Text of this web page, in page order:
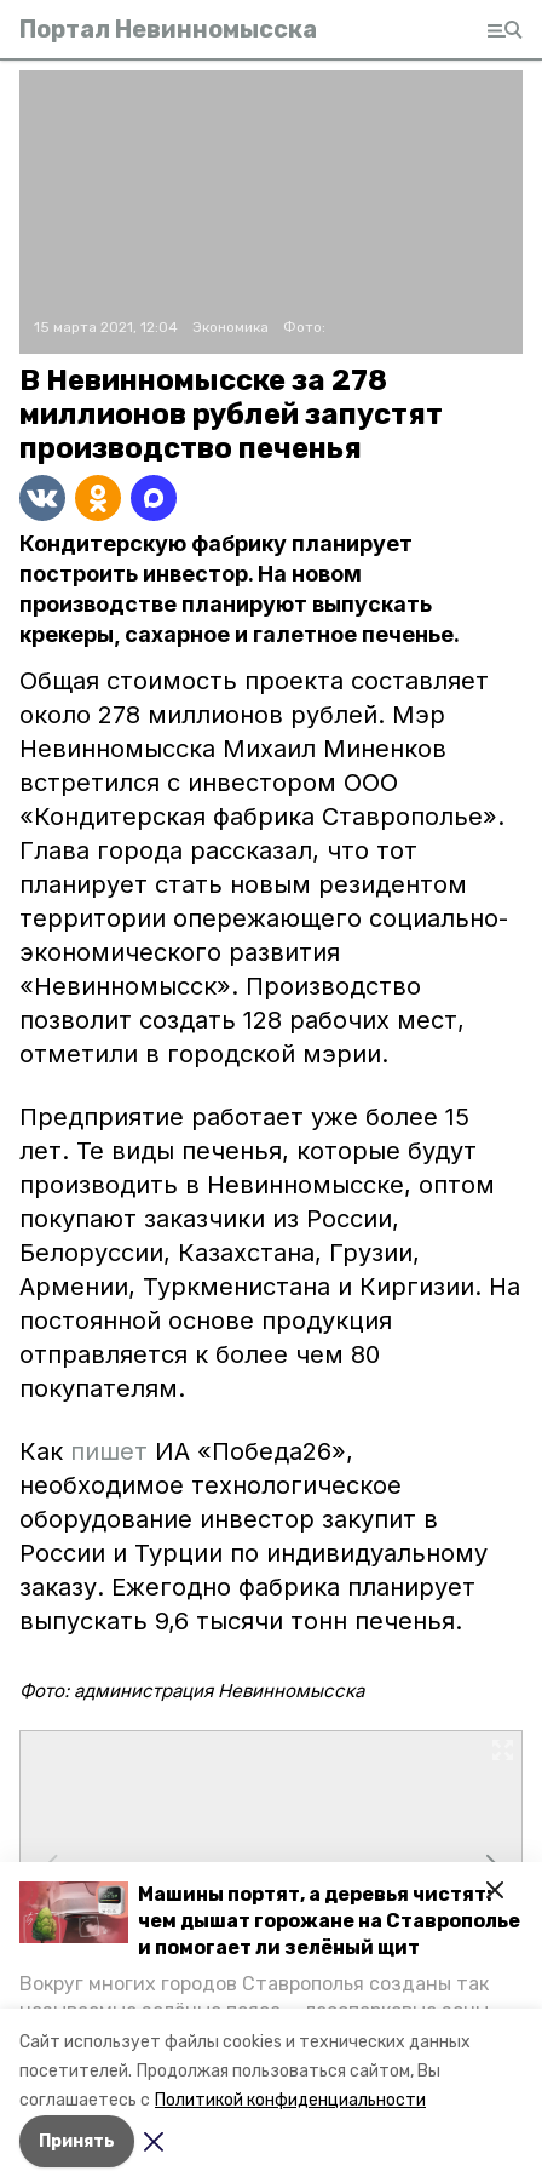
Сайт использует файлы cookies и технических данных
посетителей. Продолжая пользоваться сайтом, Вы
соглашаетесь с Политикой конфиденциальности
Принять
Машины портят, а деревья чистят:
чем дышат горожане на Ставрополье
и помогает ли зелёный щит
Вокруг многих городов Ставрополья созданы так
называемые зелёные пояса — лесопарковые зоны,
снижающие негативное воздействие выхлопных
газов на атмосферу. Справляются ли они с
постоянно растущим потоком автотранспорта и
каким воздухом дышат жители края, узнала
корреспондент «Победы26».
Портал Невинномысска
15 марта 2021, 12:04 Экономика Фото:
В Невинномысске за 278
миллионов рублей запустят
производство печенья
Кондитерскую фабрику планирует
построить инвестор. На новом
производстве планируют выпускать
крекеры, сахарное и галетное печенье.
Общая стоимость проекта составляет
около 278 миллионов рублей. Мэр
Невинномысска Михаил Миненков
встретился с инвестором ООО
«Кондитерская фабрика Ставрополье».
Глава города рассказал, что тот
планирует стать новым резидентом
территории опережающего социально-
экономического развития
«Невинномысск». Производство
позволит создать 128 рабочих мест,
отметили в городской мэрии.
Предприятие работает уже более 15
лет. Те виды печенья, которые будут
производить в Невинномысске, оптом
покупают заказчики из России,
Белоруссии, Казахстана, Грузии,
Армении, Туркменистана и Киргизии. На
постоянной основе продукция
отправляется к более чем 80
покупателям.
Как пишет ИА «Победа26»,
необходимое технологическое
оборудование инвестор закупит в
России и Турции по индивидуальному
заказу. Ежегодно фабрика планирует
выпускать 9,6 тысячи тонн печенья.
Фото: администрация Невинномысска
Авторы: Мила Гень